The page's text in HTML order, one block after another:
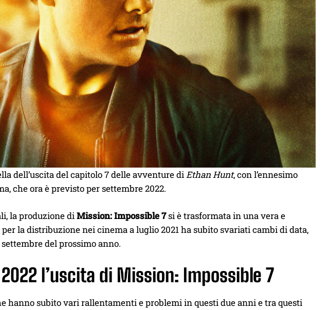
dell’uscita del capitolo 7 delle avventure diEthan Hunt, con l’ennesimo
che ora è previsto per settembre 2022.
la produzione diMission: Impossible 7si è trasformata in una vera e
la distribuzione nei cinema a luglio 2021 ha subito svariati cambi di data,
del prossimo anno.
l’uscita di Mission: Impossible 7
hanno subito vari rallentamenti e problemi in questi due anni e tra questi